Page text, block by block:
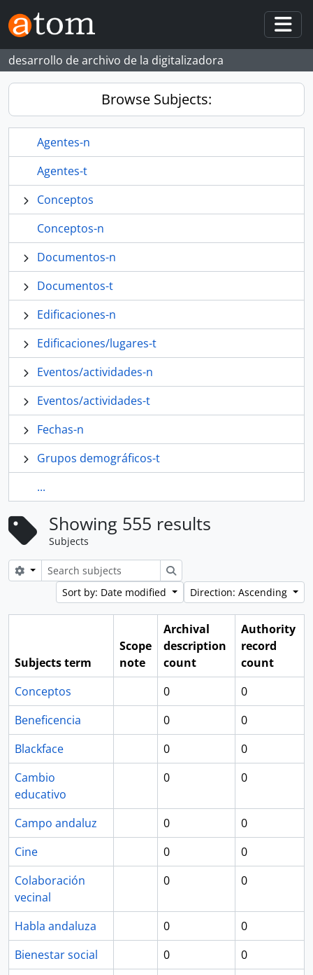
Skip to main content
desarrollo de archivo de la digitalizadora
Browse Subjects:
Agentes-n
Agentes-t
Conceptos
Conceptos-n
Documentos-n
Documentos-t
Edificaciones-n
Edificaciones/lugares-t
Eventos/actividades-n
Eventos/actividades-t
Fechas-n
Grupos demográficos-t
...
Showing 555 results
Subjects
Search options
Search
Sort by: Date modified
Direction: Ascending
Subjects term
Scope
note
Archival
description
count
Authority
record
count
Conceptos
0
0
Beneficencia
0
0
Blackface
0
0
Cambio
educativo
0 0
Campo andaluz 0
0
Cine
0
0
Colaboración
vecinal
0 0
Habla andaluza 0
0
Bienestar social
0
0